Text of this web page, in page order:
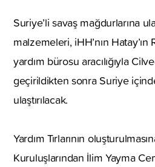
Suriye’li savaş mağdurlarına
malzemeleri, iHH’nın
yardım bürosu aracılığıyla
geçirildikten sonra Suriye
ulaştırılacak.
Yardım Tırlarının
Kuruluşlarından İlim Yayma